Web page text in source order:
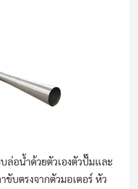
ล่อน้ำด้วยตัวเองตัวปั๊มและ
ขับตรงจากตัวมอเตอร์ หัว